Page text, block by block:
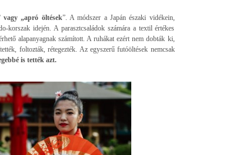
„apró öltések”. A módszer a Japán északi vidékein,
idején. A parasztcsaládok számára a textil értékes
alapanyagnak számított. A ruhákat ezért nem dobták ki,
foltozták, rétegezték. Az egyszerű futóöltések nemcsak
is tették azt.